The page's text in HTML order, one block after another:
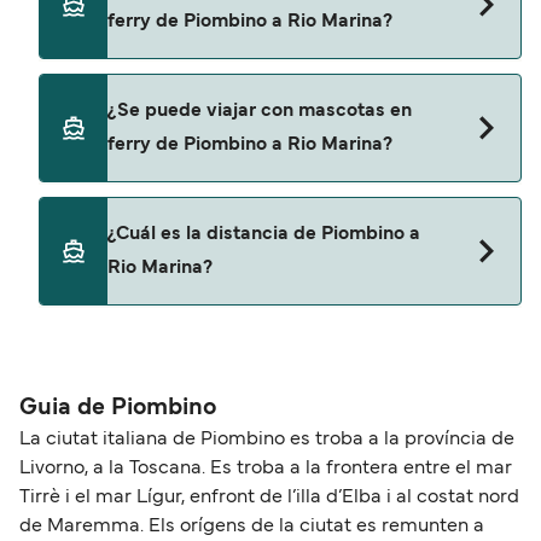
ferry de Piombino a Rio Marina?
Rio Marina con
¿Se puede viajar con mascotas en
ferry de Piombino a Rio Marina?
¿Cuál es la distancia de Piombino a
Rio Marina?
Guia de Piombino
La ciutat italiana de Piombino es troba a la província de
Livorno, a la Toscana. Es troba a la frontera entre el mar
Tirrè i el mar Lígur, enfront de l’illa d’Elba i al costat nord
de Maremma. Els orígens de la ciutat es remunten a